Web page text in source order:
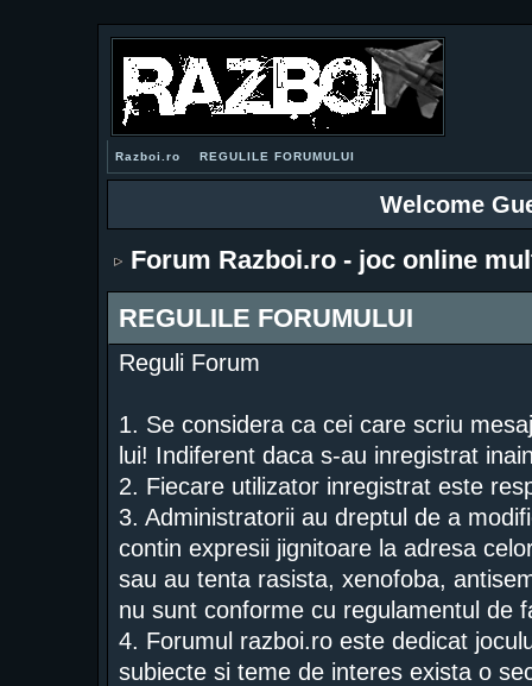
Razboi.ro REGULILE FORUMULUI
Welcome
Forum Razboi.ro - joc online
REGULILE FORUMULUI
Reguli Forum
1. Se considera ca cei care scriu
lui! Indiferent daca s-au inregistrat
2. Fiecare utilizator inregistrat este
3. Administratorii au dreptul de a
contin expresii jignitoare la adresa
sau au tenta rasista, xenofoba,
nu sunt conforme cu regulamentul de
4. Forumul razboi.ro este dedicat
subiecte si teme de interes exista o